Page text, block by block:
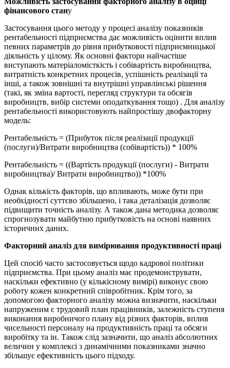
фінансового стану
Застосування цього методу у процесі аналізу показників
рентабельності підприємства дає можливість оцінити вплив
певних параметрів до рівня прибутковості підприємницької
діяльність у цілому. Як основні фактори найчастіше
виступають матеріаломісткість і собівартість виробництва,
витратність конкретних процесів, успішність реалізації та
інші, а також зовнішні та внутрішні управлінські рішення
(такі, як зміна вартості, перегляд структури та обсягів
виробництв, вибір системи оподаткування тощо) . Для аналізу
рентабельності використовують найпростішу двофакторну
модель:
Рентабельність = (Прибуток після реалізації продукції
(послуги)/Витрати виробництва (собівартість)) * 100%
Рентабельність = ((Вартість продукції (послуги) - Витрати
виробництва)/ Витрати виробництво)) *100%
Однак кількість факторів, що впливають, може бути при
необхідності суттєво збільшено, і така деталізація дозволяє
підвищити точність аналізу. А також дана методика дозволяє
спрогнозувати майбутню прибутковість на основі наявних
історичних даних.
Факторний аналіз для вимірювання продуктивності праці
Цей спосіб часто застосовується щодо кадрової політики
підприємства. При цьому аналіз має продемонструвати,
наскільки ефективно (у кількісному вимірі) виконує свою
роботу кожен конкретний співробітник. Крім того, за
допомогою факторного аналізу можна визначити, наскільки
напруженим є трудовий план працівників, залежність ступеня
виконання виробничого плану від різних факторів, вплив
чисельності персоналу на продуктивність праці та обсяги
виробітку та ін. Також слід зазначити, що аналіз абсолютних
величин у комплексі з динамічними показниками значно
збільшує ефективність цього підходу.